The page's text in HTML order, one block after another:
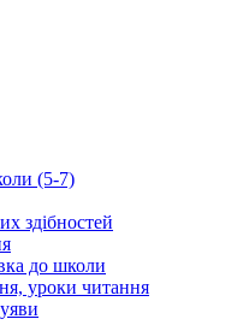
(5-7)
здібностей
до школи
уроки читання